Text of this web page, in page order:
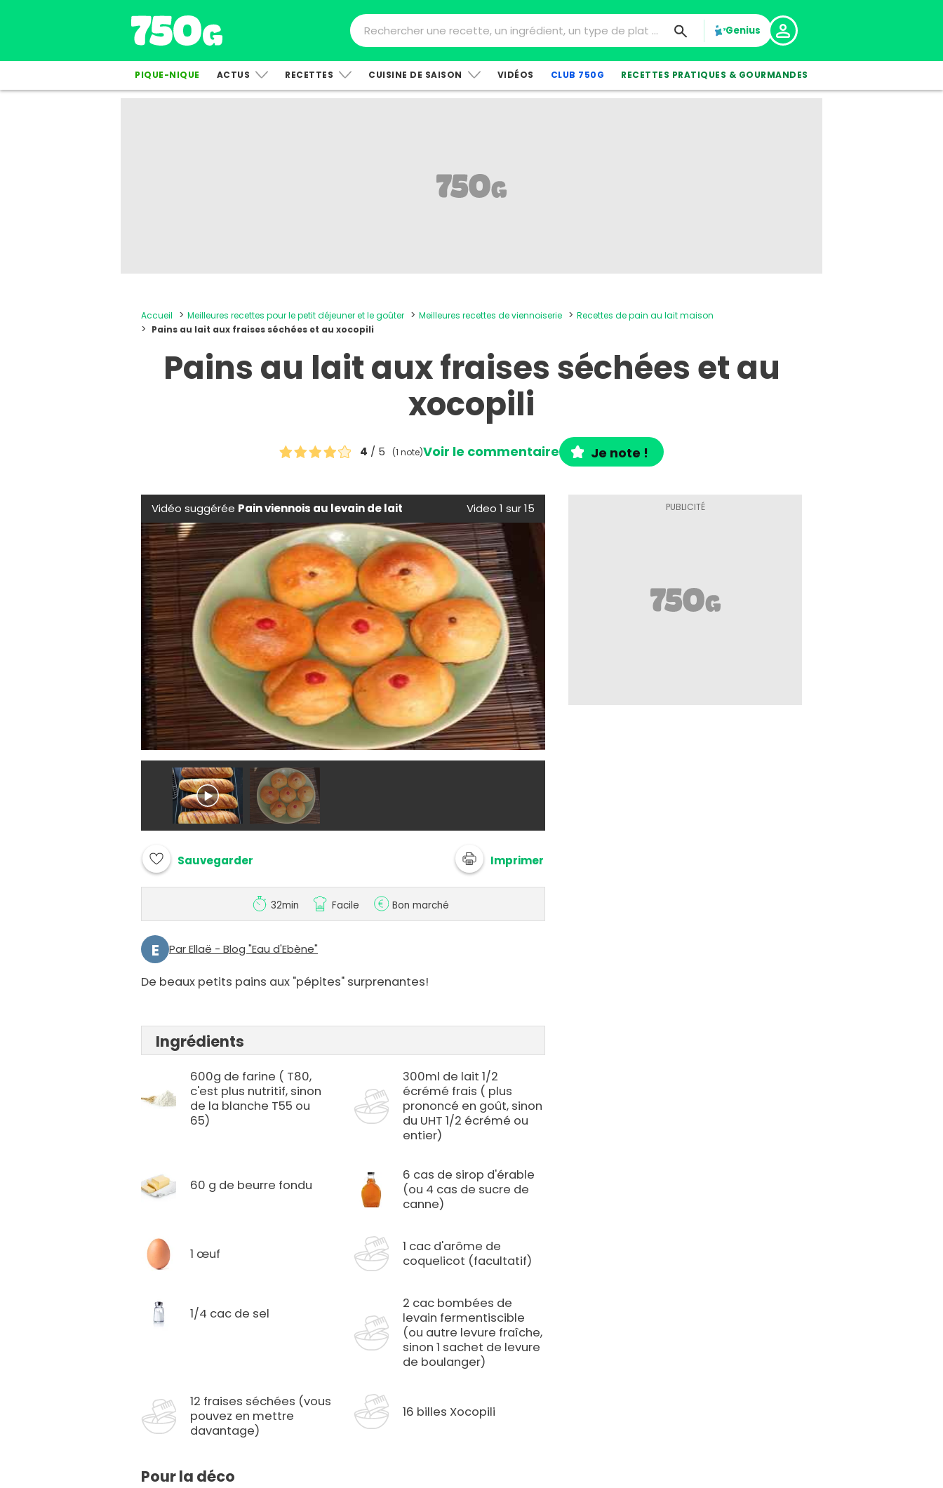
Genius
PIQUE-NIQUE ACTUS RECETTES CUISINE DE SAISON VIDÉOS CLUB 750G RECETTES PRATIQUES & GOURMANDES
Accueil Meilleures recettes pour le petit déjeuner et le goûter Meilleures recettes de viennoiserie
Recettes de pain au lait maison
Pains au lait aux fraises séchées et au xocopili
Pains au lait aux fraises séchées et au
xocopili
4 / 5 (1 note)Voir le commentaire Je note !
Vidéo suggérée Pain viennois au levain de lait Video 1 sur 15
Sauvegarder Imprimer
32min Facile Bon marché
E Par Ellaë - Blog "Eau d'Ebène"
De beaux petits pains aux "pépites" surprenantes!
Ingrédients
600g de farine ( T80,
c'est plus nutritif, sinon
de la blanche T55 ou
65)
300ml de lait 1/2
écrémé frais ( plus
prononcé en goût, sinon
du UHT 1/2 écrémé ou
entier)
60 g de beurre fondu
6 cas de sirop d'érable
(ou 4 cas de sucre de
canne)
1 œuf
1 cac d'arôme de
coquelicot (facultatif)
1/4 cac de sel
2 cac bombées de
levain fermentiscible
(ou autre levure fraîche,
sinon 1 sachet de levure
de boulanger)
12 fraises séchées (vous
pouvez en mettre
davantage)
16 billes Xocopili
Pour la déco